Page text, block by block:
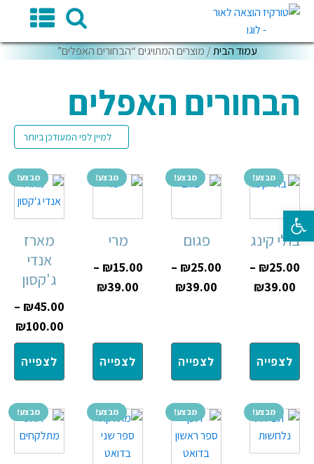
עמוד הבית/ מוצרים המתויגים “הבחורים האפלים”
הבחורים האפלים
מבצע!
בולי קינג
₪25.00
–
₪39.00
לצפייה
מבצע!
פגום
₪25.00
–
₪39.00
לצפייה
מבצע!
מרי
₪15.00
–
₪39.00
לצפייה
מבצע!
מארז
אנדי
ג'קסון
₪45.00
–
₪100.00
לצפייה
מבצע! מבצע! מבצע! מבצע!
פתח סרגל נגישות